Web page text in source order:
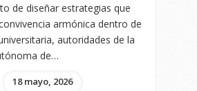
de diseñar estrategias que
armónica dentro de
autoridades de la
de…
18 mayo, 2026